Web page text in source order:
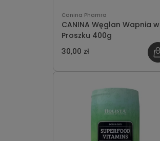
Canina Phamra
CANINA Węglan Wapnia w
Proszku 400g
30,00 zł